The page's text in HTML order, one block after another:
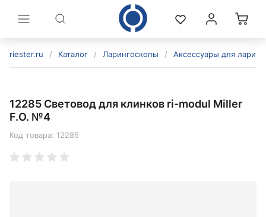
riester.ru / Каталог / Ларингоскопы / Аксессуары для
12285 Световод для клинков ri-modul Miller
F.O. №4
Код товара: 12285